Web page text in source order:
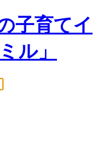
子育てイ
ル」